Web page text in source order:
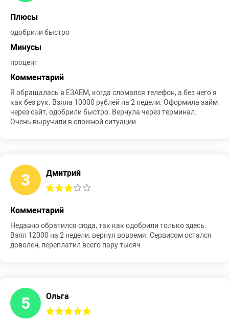
Плюсы
одобрили быстро
Минусы
процент
Комментарий
Я обращалась в ЕЗАЕМ, когда сломался телефон, а без него я
как без рук. Взяла 10000 рублей на 2 недели. Оформила займ
через сайт, одобрили быстро. Вернула через терминал.
Очень выручили в сложной ситуации.
3 Дмитрий
Комментарий
Недавно обратился сюда, так как одобрили только здесь.
Взял 12000 на 2 недели, вернул вовремя. Сервисом остался
доволен, переплатил всего пару тысяч
5 Ольга